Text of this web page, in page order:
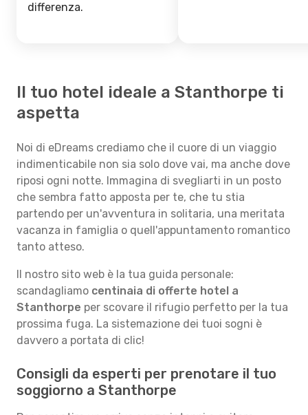
differenza.
Il tuo hotel ideale a Stanthorpe ti
aspetta
Noi di eDreams crediamo che il cuore di un viaggio
indimenticabile non sia solo dove vai, ma anche dove
riposi ogni notte. Immagina di svegliarti in un posto
che sembra fatto apposta per te, che tu stia
partendo per un'avventura in solitaria, una meritata
vacanza in famiglia o quell'appuntamento romantico
tanto atteso.
Il nostro sito web è la tua guida personale:
scandagliamo centinaia di offerte hotel a
Stanthorpe per scovare il rifugio perfetto per la tua
prossima fuga. La sistemazione dei tuoi sogni è
davvero a portata di clic!
Consigli da esperti per prenotare il tuo
soggiorno a Stanthorpe